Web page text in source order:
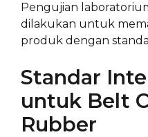
Pengujian
dilakukan untuk
produk dengan
Standar
untuk Belt
Rubber